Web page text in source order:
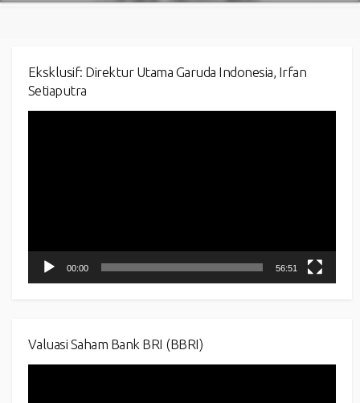
Eksklusif: Direktur Utama Garuda Indonesia, Irfan
Setiaputra
00:00 56:51
Valuasi Saham Bank BRI (BBRI)